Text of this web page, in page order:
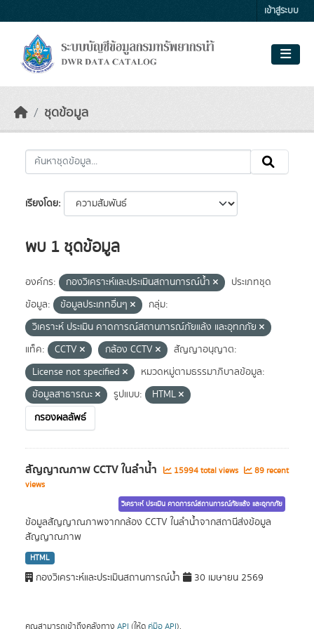
เข้าสู่ระบบ
ชุดข้อมูล
เรียงโดย
พบ 1 ชุดข้อมูล
องค์กร: กองวิเคราะห์และประเมินสถานการณ์น้ำ
ประเภทชุด
ข้อมูล:
ข้อมูลประเภทอื่นๆ
กลุ่ม:
วิเคราะห์ ประเมิน คาดการณ์สถานการณ์ภัยแล้ง และอุทกภัย
แท็ค:
CCTV กล้อง CCTV
สัญญาอนุญาต:
License not specified
หมวดหมู่ตามธรรมาภิบาลข้อมูล:
ข้อมูลสาธารณะ
รูปแบบ:
HTML
กรองผลลัพธ์
สัญญาณภาพ CCTV ในลำน้ำ 15994 total views
89 recent
views
วิเคราะห์ ประเมิน คาดการณ์สถานการณ์ภัยแล้ง และอุทกภัย
ข้อมูลสัญญาณภาพจากกล้อง CCTV ในลำน้ำจากสถานีส่งข้อมูล
สัญญาณภาพ
HTML
กองวิเคราะห์และประเมินสถานการณ์น้ำ 30 เมษายน 2569
คุณสามารถเข้าถึงคลังทาง API (ให้ดู คู่มือ API).